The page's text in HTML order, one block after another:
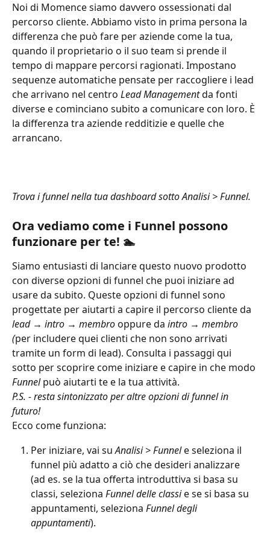
Noi di Momence siamo davvero ossessionati dal
percorso cliente. Abbiamo visto in prima persona la
differenza che può fare per aziende come la tua,
quando il proprietario o il suo team si prende il
tempo di mappare percorsi ragionati. Impostano
sequenze automatiche pensate per raccogliere i lead
che arrivano nel centro Lead Management da fonti
diverse e cominciano subito a comunicare con loro. È
la differenza tra aziende redditizie e quelle che
arrancano.
Trova i funnel nella tua dashboard sotto Analisi > Funnel.
Ora vediamo come i Funnel possono
funzionare per te! 🏊
Siamo entusiasti di lanciare questo nuovo prodotto
con diverse opzioni di funnel che puoi iniziare ad
usare da subito. Queste opzioni di funnel sono
progettate per aiutarti a capire il percorso cliente da
lead → intro → membro oppure da intro → membro
(per includere quei clienti che non sono arrivati
tramite un form di lead). Consulta i passaggi qui
sotto per scoprire come iniziare e capire in che modo
Funnel può aiutarti te e la tua attività.
P.S. - resta sintonizzato per altre opzioni di funnel in
futuro!
Ecco come funziona:
Per iniziare, vai su Analisi > Funnel e seleziona il
funnel più adatto a ciò che desideri analizzare
(ad es. se la tua offerta introduttiva si basa su
classi, seleziona Funnel delle classi e se si basa su
appuntamenti, seleziona Funnel degli
appuntamenti).